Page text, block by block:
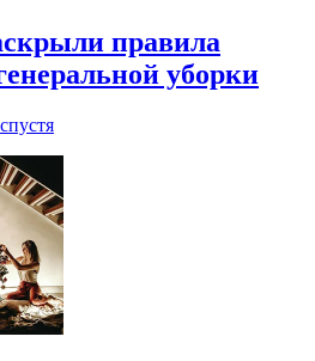
правила
уборки